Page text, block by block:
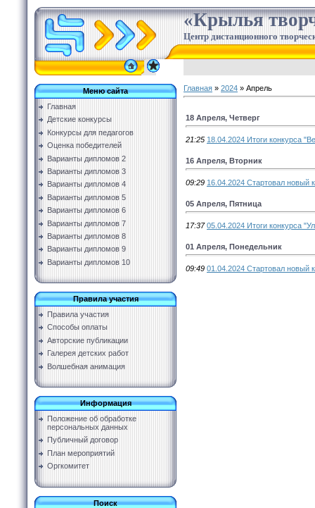
«Крылья
Центр дистанционного
Меню сайта
Главная
Детские конкурсы
Конкурсы для педагогов
Оценка победителей
Варианты дипломов 2
Варианты дипломов 3
Варианты дипломов 4
Варианты дипломов 5
Варианты дипломов 6
Варианты дипломов 7
Варианты дипломов 8
Варианты дипломов 9
Варианты дипломов 10
Правила участия
Правила участия
Способы оплаты
Авторские публикации
Галерея детских работ
Волшебная анимация
Информация
Положение об обработке
персональных данных
Публичный договор
План мероприятий
Оргкомитет
Поиск
Главная » 2024 » Апрель
18 Апреля, Четверг
21:25 18.04.2024 Итоги конкурса
16 Апреля, Вторник
09:29 16.04.2024 Стартовал новый
05 Апреля, Пятница
17:37 05.04.2024 Итоги конкурса
01 Апреля, Понедельник
09:49 01.04.2024 Стартовал новый